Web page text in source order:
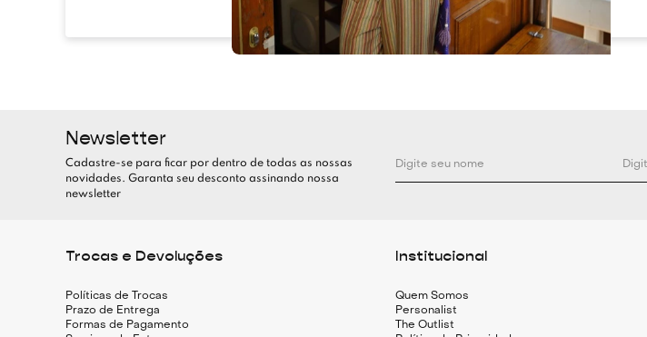
Newsletter
Cadastre-se para ficar por dentro de todas as nossas
novidades. Garanta seu desconto assinando nossa
newsletter
Trocas e Devoluções
Políticas de Trocas
Prazo de Entrega
Formas de Pagamento
Institucional
Quem Somos
Personalist
The Outlist